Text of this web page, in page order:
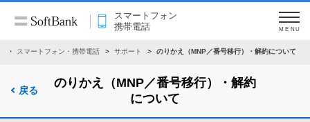
スマートフォン
携帯電話
MENU
スマートフォン・携帯電話 サポート のりかえ（MNP／番号移行）・解約について
戻る
のりかえ（MNP／番号移行）・解約
について